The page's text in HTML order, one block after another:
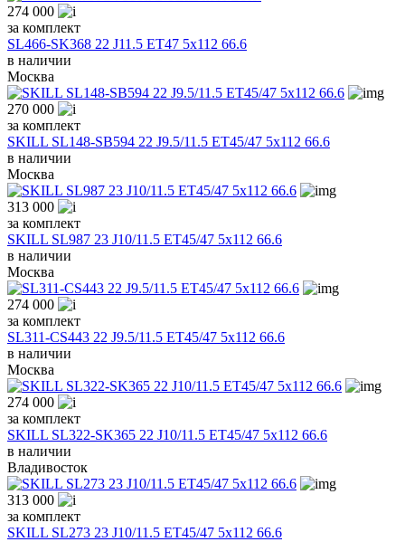
274 000
за комплект
SL466-SK368 22 J11.5 ET47 5x112 66.6
в наличии
Москва
270 000
за комплект
SKILL SL148-SB594 22 J9.5/11.5 ET45/47 5x112 66.6
в наличии
Москва
313 000
за комплект
SKILL SL987 23 J10/11.5 ET45/47 5x112 66.6
в наличии
Москва
274 000
за комплект
SL311-CS443 22 J9.5/11.5 ET45/47 5x112 66.6
в наличии
Москва
274 000
за комплект
SKILL SL322-SK365 22 J10/11.5 ET45/47 5x112 66.6
в наличии
Владивосток
313 000
за комплект
SKILL SL273 23 J10/11.5 ET45/47 5x112 66.6